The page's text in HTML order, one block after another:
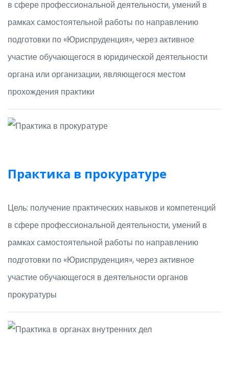
в сфере профессиональной деятельности, умений в
рамках самостоятельной работы по направлению
подготовки по «Юриспруденция», через активное
участие обучающегося в юридической деятельности
органа или организации, являющегося местом
прохождения практики
Практика в прокуратуре
Цель: получение практических навыков и компетенций
в сфере профессиональной деятельности, умений в
рамках самостоятельной работы по направлению
подготовки по «Юриспруденция», через активное
участие обучающегося в деятельности органов
прокуратуры